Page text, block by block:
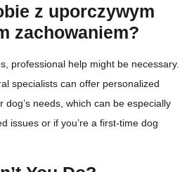
z uporczywym
zachowaniem?
professional help might be necessary.
specialists can offer personalized
dog’s needs, which can be especially
issues or if you’re a first-time dog